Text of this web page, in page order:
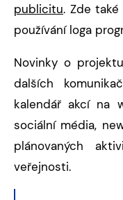
publicitu. Zde
používání loga
Novinky o
dalších
kalendář akcí na
sociální média,
plánovaných
veřejnosti.